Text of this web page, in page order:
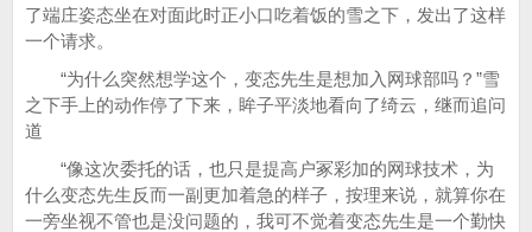
了端庄姿态坐在对面此时正小口吃着饭的雪之下，发出了这样
一个请求。
“为什么突然想学这个，变态先生是想加入网球部吗？”雪
之下手上的动作停了下来，眸子平淡地看向了绮云，继而追问
道
“像这次委托的话，也只是提高户冢彩加的网球技术，为
什么变态先生反而一副更加着急的样子，按理来说，就算你在
一旁坐视不管也是没问题的，我可不觉着变态先生是一个勤快